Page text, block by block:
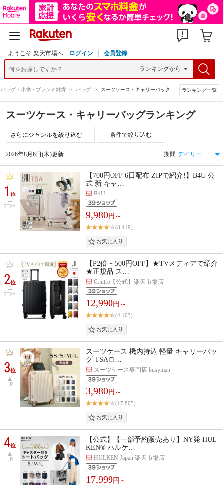
ようこそ 楽天市場へ ログイン 会員登録
バッグ・小物・ブランド雑貨 > バッグ > スーツケース・キャリーバッグ ランキング一覧
スーツケース・キャリーバッグランキング
条件で絞り込む
2026年8月6日(木)更新 期間
1位
STAY
【700円OFF 6日配布 ZIPで紹介!】B4U 公
式 新 キャ…
B4U
9,980円～
(8,419)
2位
STAY
【P2倍 + 500円OFF】★TVメディアで紹介
★正規品 ス…
C.jutro【公式】楽天市場店
12,990円～
(4,103)
3位
UP
スーツケース 機内持込 軽量 キャリーバッ
グ TSAロ…
スーツケース専門店 busyman
3,980円～
(17,805)
4位
UP
【公式】【一部予約販売あり】NY発 HUL
KEN® ハルケ…
HULKEN Japan 楽天市場店
17,999円～